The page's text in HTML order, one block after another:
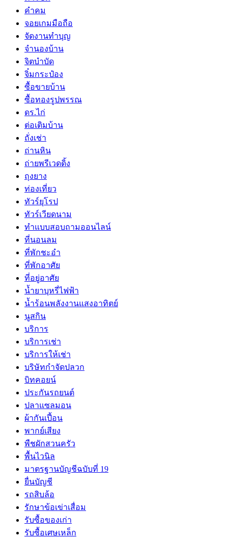
คำคม
จอยเกมมือถือ
จัดงานทำบุญ
จำนองบ้าน
จิตบำบัด
จิ๋มกระป๋อง
ซื้อขายบ้าน
ซื้อทองรูปพรรณ
ดร.ไก่
ต่อเติมบ้าน
ถั่งเช่า
ถ่านหิน
ถ่ายพรีเวดดิ้ง
ถุงยาง
ท่องเที่ยว
ทัวร์ยุโรป
ทัวร์เวียดนาม
ทำแบบสอบถามออนไลน์
ที่นอนลม
ที่พักชะอำ
ที่พักอาศัย
ที่อยู่อาศัย
น้ำยาบุหรี่ไฟฟ้า
น้ำร้อนพลังงานแสงอาทิตย์
นูสกิน
บริการ
บริการเช่า
บริการให้เช่า
บริษัทกำจัดปลวก
บิทคอยน์
ประกันรถยนต์
ปลาแซลมอน
ผ้ากันเปี้อน
พากย์เสียง
พืชผักสวนครัว
พื้นไวนิล
มาตรฐานบัญชีฉบับที่ 19
ยื่นบัญชี
รถสิบล้อ
รักษาข้อเข่าเสื่อม
รับซื้อของเก่า
รับซื้อเศษเหล็ก